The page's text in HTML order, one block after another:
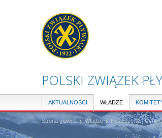
POLSKI ZWIĄZEK
AKTUALNOŚCI WŁADZE
Strona główna Władze Posiedzenia i